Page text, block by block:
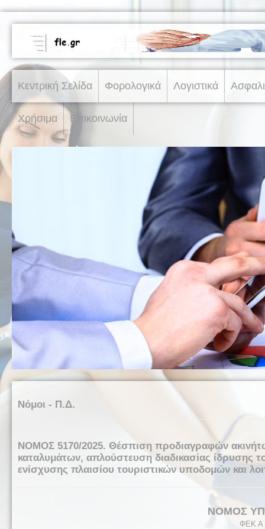
Κεντρική Σελίδα Φορολογικά Λογιστικά
Χρήσιμα Επικοινωνία
Νόμοι - Π.Δ.
ΝΟΜΟΣ 5170/2025. Θέσπιση προδιαγραφών
καταλυμάτων, απλούστευση διαδικασίας ίδρυσης
ενίσχυσης πλαισίου τουριστικών υποδομών και
ΝΟΜΟΣ
ΦΕΚ Α